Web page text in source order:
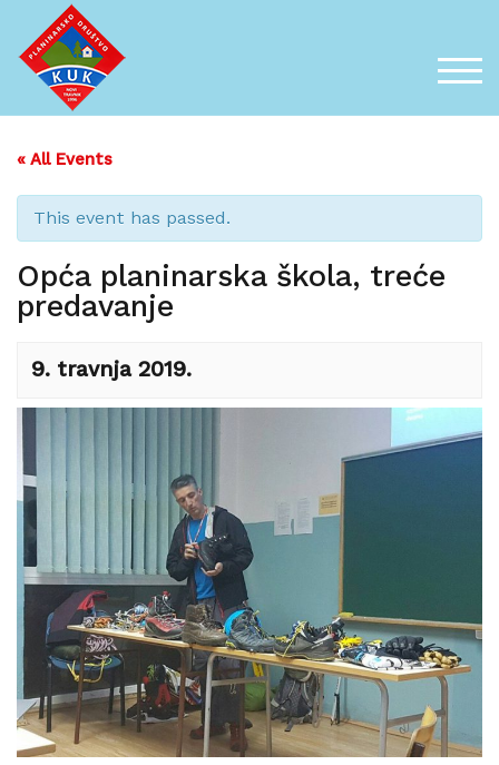
content
« All Events
This event has passed.
Opća planinarska škola, treće
predavanje
9. travnja 2019.